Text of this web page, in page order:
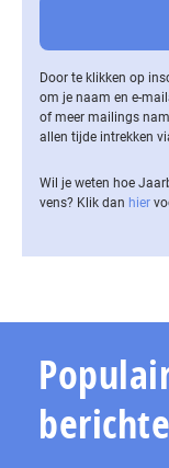
Door te klikken op
om je naam en e-
of meer mailings
allen tijde intrekken
Wil je weten hoe
vens? Klik dan hier